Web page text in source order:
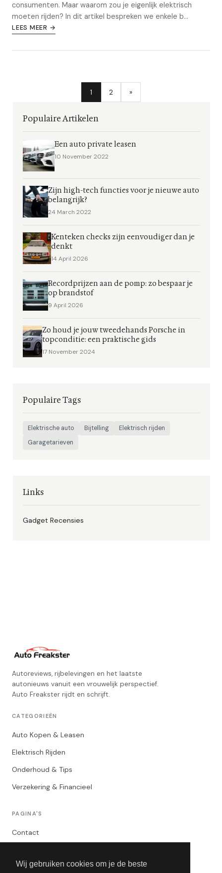
Wij gebruiken cookies om je de beste
consumenten. Maar waarom zou je eigenlijk elektrisch
moeten rijden? In dit artikel bespreken we enkele b...
LEES MEER →
1 2 »
Populaire Artikelen
Een auto private leasen
10 November 2022
Zijn high-tech functies voor je nieuwe auto
belangrijk?
24 March 2022
Kenteken checks zijn eenvoudiger dan je
denkt
14 April 2026
Recordprijzen aan de pomp: zo bespaar je
op brandstof
9 April 2026
Zo houd je jouw tweedehands Porsche in
topconditie: een praktische gids
17 November 2024
Populaire Tags
Elektrische auto Bijtelling
Elektrisch rijden
Garagetarieven
Links
Gadget Recensies
Autoreviews, rijbelevingen en het laatste
autonieuws vanuit een vrouwelijk perspectief.
Auto Freakster rijdt en schrijft.
CATEGORIEËN
Auto Kopen & Leasen
Elektrisch Rijden
Onderhoud & Tips
Verzekering & Financieel
PAGINA'S
Contact
Algemene Voorwaarden